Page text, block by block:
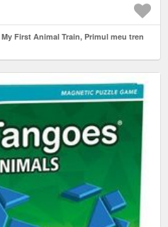
First Animal Train, Primul meu tren